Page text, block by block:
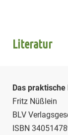
Literatur
Das
Fritz Nüßlein
BLV
ISBN